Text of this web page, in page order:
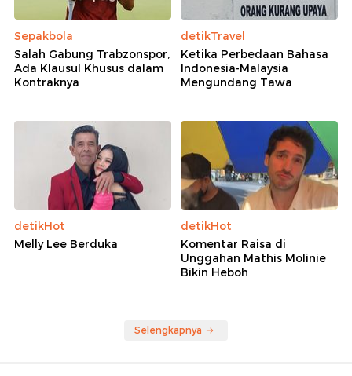
Sepakbola
Salah Gabung Trabzonspor,
Ada Klausul Khusus dalam
Kontraknya
detikTravel
Ketika Perbedaan Bahasa
Indonesia-Malaysia
Mengundang Tawa
detikHot
Melly Lee Berduka
detikHot
Komentar Raisa di
Unggahan Mathis Molinie
Bikin Heboh
Selengkapnya